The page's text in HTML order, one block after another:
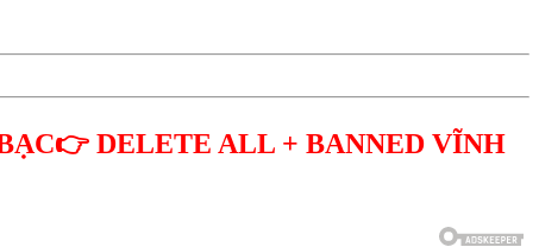
DELETE ALL + BANNED VĨNH